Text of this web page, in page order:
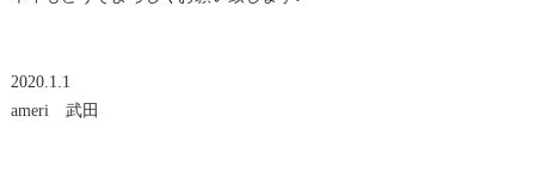
2020.1.1
ameri 武田